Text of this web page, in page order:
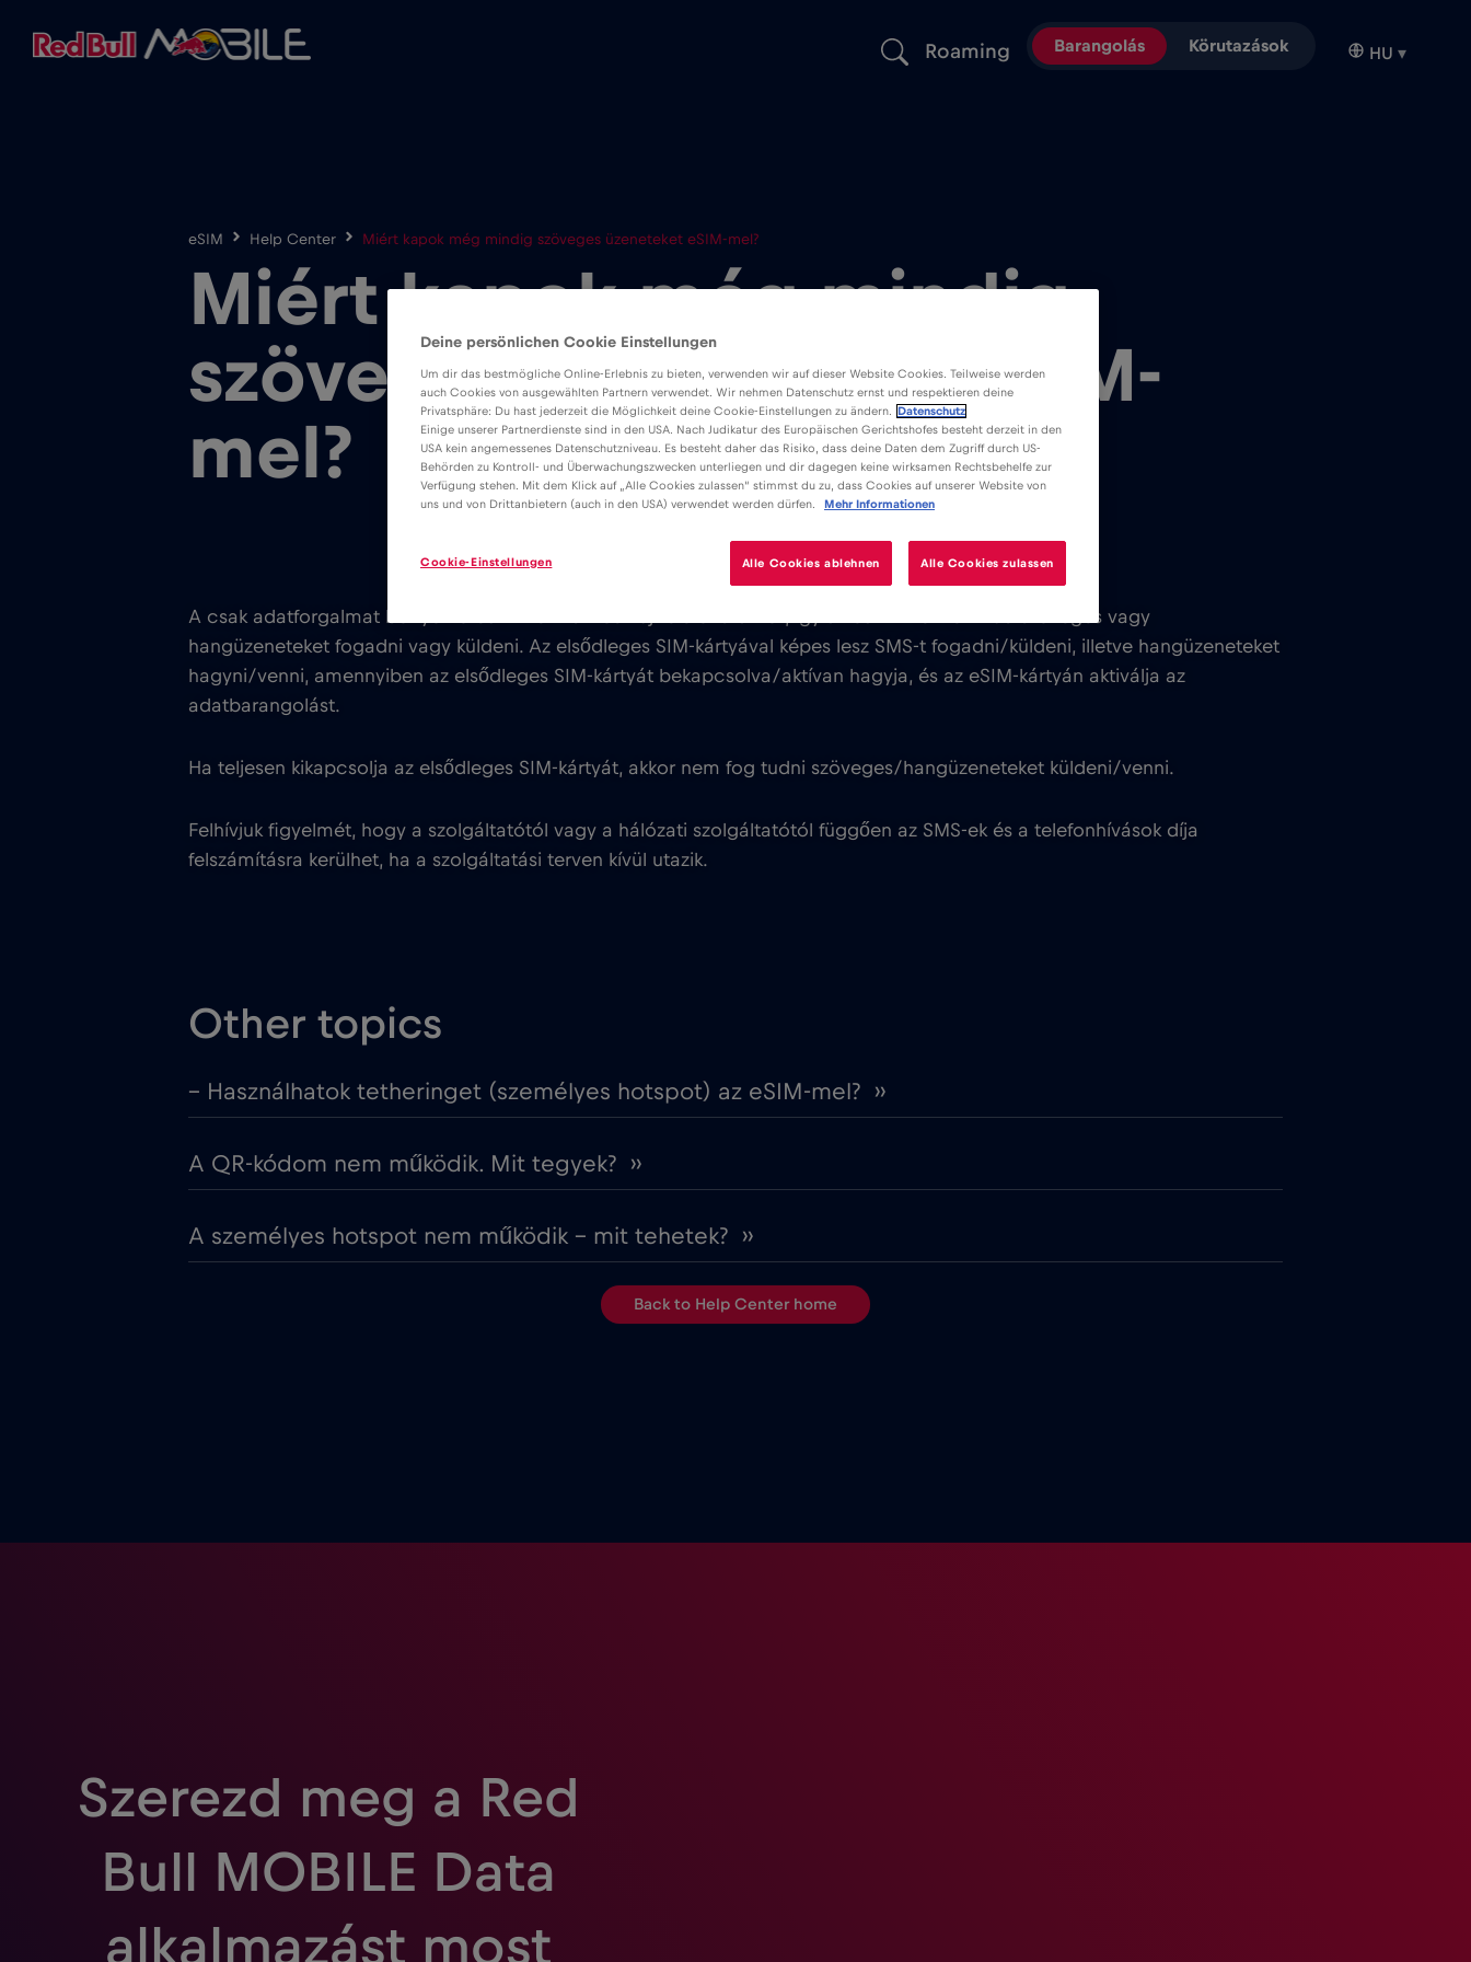
Roaming Barangolás Körutazások HU ▾
eSIM Help Center Miért kapok még mindig szöveges üzeneteket eSIM-mel?
Miért kapok még mindig
szöveges üzeneteket eSIM-
mel?
A csak adatforgalmat bonyolító eSIM nem biztosít új telefonszámot, így az eSIM-mel nem tud szöveges vagy
hangüzeneteket fogadni vagy küldeni. Az elsődleges SIM-kártyával képes lesz SMS-t fogadni/küldeni, illetve hangüzeneteket
hagyni/venni, amennyiben az elsődleges SIM-kártyát bekapcsolva/aktívan hagyja, és az eSIM-kártyán aktiválja az
adatbarangolást.
Ha teljesen kikapcsolja az elsődleges SIM-kártyát, akkor nem fog tudni szöveges/hangüzeneteket küldeni/venni.
Felhívjuk figyelmét, hogy a szolgáltatótól vagy a hálózati szolgáltatótól függően az SMS-ek és a telefonhívások díja
felszámításra kerülhet, ha a szolgáltatási terven kívül utazik.
Other topics
– Használhatok tetheringet (személyes hotspot) az eSIM-mel? ››
A QR-kódom nem működik. Mit tegyek? ››
A személyes hotspot nem működik – mit tehetek? ››
Back to Help Center home
Szerezd meg a Red
Bull MOBILE Data
alkalmazást most
Deine persönlichen Cookie Einstellungen
Um dir das bestmögliche Online-Erlebnis zu bieten, verwenden wir auf dieser Website Cookies. Teilweise werden
auch Cookies von ausgewählten Partnern verwendet. Wir nehmen Datenschutz ernst und respektieren deine
Privatsphäre: Du hast jederzeit die Möglichkeit deine Cookie-Einstellungen zu ändern.
Datenschutz
Einige unserer Partnerdienste sind in den USA. Nach Judikatur des Europäischen Gerichtshofes besteht derzeit in den
USA kein angemessenes Datenschutzniveau. Es besteht daher das Risiko, dass deine Daten dem Zugriff durch US-
Behörden zu Kontroll- und Überwachungszwecken unterliegen und dir dagegen keine wirksamen Rechtsbehelfe zur
Verfügung stehen. Mit dem Klick auf „Alle Cookies zulassen“ stimmst du zu, dass Cookies auf unserer Website von
uns und von Drittanbietern (auch in den USA) verwendet werden dürfen.
Mehr Informationen
Alle Cookies ablehnen Alle Cookies zulassen
Cookie-Einstellungen